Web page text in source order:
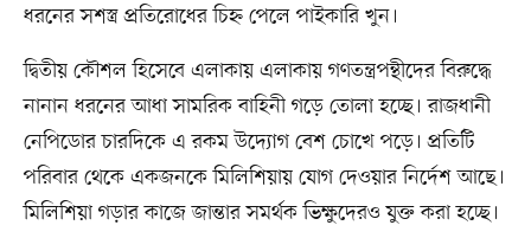
ধরনের সশস্ত্র প্রতিরোধের চিহ্ন পেলে পাইকারি খুন।
দ্বিতীয় কৌশল হিসেবে এলাকায় এলাকায় গণতন্ত্রপন্থীদের বিরুদ্ধে
নানান ধরনের আধা সামরিক বাহিনী গড়ে তোলা হচ্ছে। রাজধানী
নেপিডোর চারদিকে এ রকম উদ্যোগ বেশ চোখে পড়ে। প্রতিটি
পরিবার থেকে একজনকে মিলিশিয়ায় যোগ দেওয়ার নির্দেশ আছে।
মিলিশিয়া গড়ার কাজে জান্তার সমর্থক ভিক্ষুদেরও যুক্ত করা হচ্ছে।